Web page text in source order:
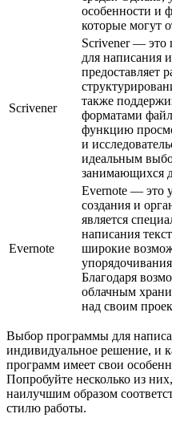
особенности и
которые могут
Scrivener
Scrivener — это
для написания
предоставляет
также
форматами
функцию
и
идеальным
занимающихся
Evernote
Evernote — это
создания и
является
написания
широкие
Благодаря
облачным
над своим
Выбор программы для
индивидуальное решение, и
программ имеет свои
Попробуйте несколько из
наилучшим образом
стилю работы.